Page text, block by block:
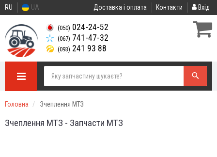
RU UA Доставка і оплата Контакти Вхід
(050) 024-24-52
(067) 741-47-32
(093) 241 93 88
Головна Зчеплення МТЗ
Зчеплення МТЗ - Запчасти МТЗ